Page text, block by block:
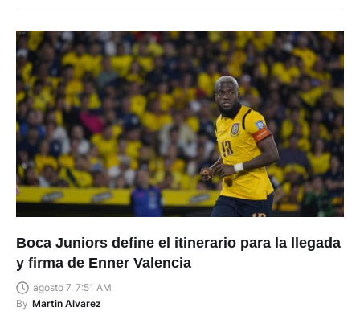
Boca Juniors define el itinerario para la llegada
y firma de Enner Valencia
agosto 7, 7:51 AM
By Martin Alvarez